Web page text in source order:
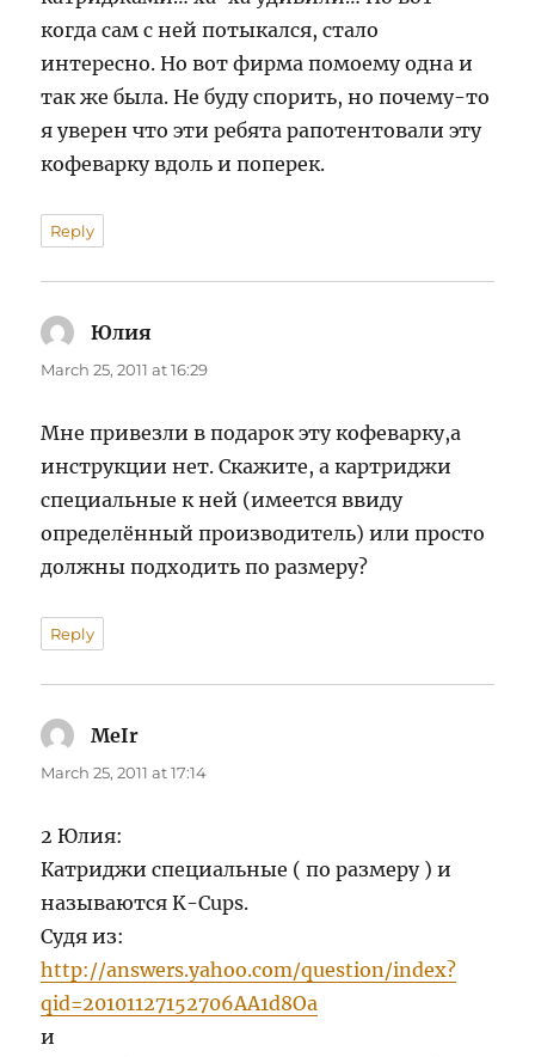
когда сам с ней потыкался, стало
интересно. Но вот фирма помоему одна и
так же была. Не буду спорить, но почему-то
я уверен что эти ребята рапотентовали эту
кофеварку вдоль и поперек.
Reply
Юлия
March 25, 2011 at 16:29
Мне привезли в подарок эту кофеварку,а
инструкции нет. Скажите, а картриджи
специальные к ней (имеется ввиду
определённый производитель) или просто
должны подходить по размеру?
Reply
MeIr
March 25, 2011 at 17:14
2 Юлия:
Катриджи специальные ( по размеру ) и
называются K-Cups.
Судя из:
http://answers.yahoo.com/question/index?
qid=20101127152706AA1d8Oa
и